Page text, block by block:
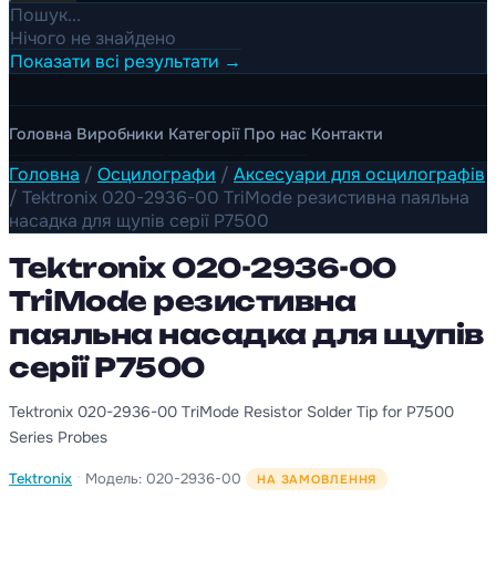
Пошук...
Нічого не знайдено
Показати всі результати →
Головна Виробники Категорії Про нас Контакти
Головна / Осцилографи / Аксесуари для осцилографів
/ Tektronix 020-2936-00 TriMode резистивна паяльна
насадка для щупів серії P7500
Tektronix 020-2936-00
TriMode резистивна
паяльна насадка для щупів
серії P7500
Tektronix 020-2936-00 TriMode Resistor Solder Tip for P7500
Series Probes
Tektronix · Модель: 020-2936-00 НА ЗАМОВЛЕННЯ